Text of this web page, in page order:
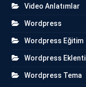
Video Anlatımlar
Wordpress
Wordpress Eğitim
Wordpress Eklenti
Wordpress Tema